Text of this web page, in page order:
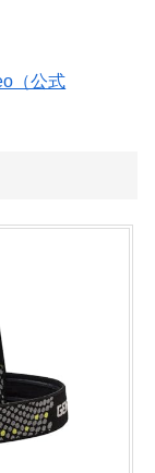
（公式